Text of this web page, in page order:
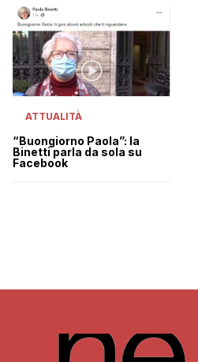
ATTUALITÀ
“Buongiorno Paola”: la
Binetti parla da sola su
Facebook